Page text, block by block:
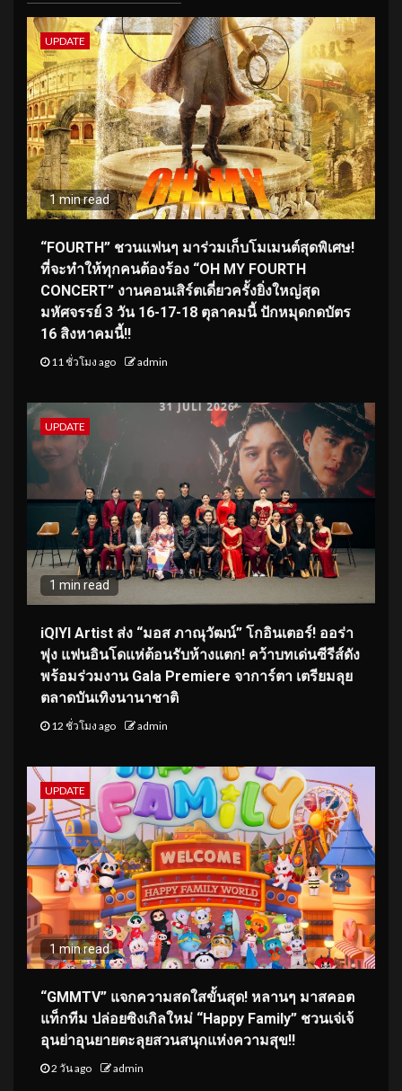
UPDATE
1 min read
“FOURTH” ชวนแฟนๆ มาร่วมเก็บโมเมนต์สุดพิเศษ!
ที่จะทำให้ทุกคนต้องร้อง “OH MY FOURTH
CONCERT” งานคอนเสิร์ตเดี่ยวครั้งยิ่งใหญ่สุด
มหัศจรรย์ 3 วัน 16-17-18 ตุลาคมนี้ ปักหมุดกดบัตร
16 สิงหาคมนี้!!
11 ชั่วโมง ago admin
UPDATE
1 min read
iQIYI Artist ส่ง “มอส ภาณุวัฒน์” โกอินเตอร์! ออร่า
พุ่ง แฟนอินโดแห่ต้อนรับห้างแตก! คว้าบทเด่นซีรีส์ดัง
พร้อมร่วมงาน Gala Premiere จาการ์ตา เตรียมลุย
ตลาดบันเทิงนานาชาติ
12 ชั่วโมง ago admin
UPDATE
1 min read
“GMMTV” แจกความสดใสขั้นสุด! หลานๆ มาสคอต
แท็กทีม ปล่อยซิงเกิลใหม่ “Happy Family” ชวนเจ่เจ้
อุนย่าอุนยายตะลุยสวนสนุกแห่งความสุข!!
2 วัน ago admin